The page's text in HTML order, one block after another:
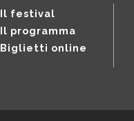
Il festival
Il programma
Biglietti online